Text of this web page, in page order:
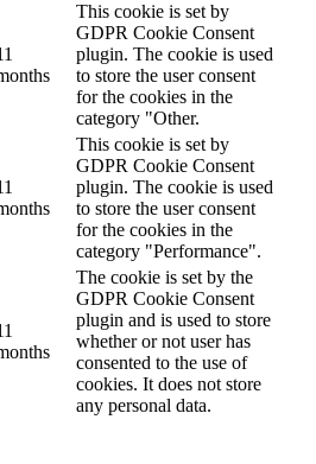
This cookie is set by
GDPR Cookie Consent
plugin. The cookie is used
to store the user consent
for the cookies in the
category "Other.
This cookie is set by
GDPR Cookie Consent
plugin. The cookie is used
to store the user consent
for the cookies in the
category "Performance".
The cookie is set by the
GDPR Cookie Consent
plugin and is used to store
whether or not user has
consented to the use of
cookies. It does not store
any personal data.